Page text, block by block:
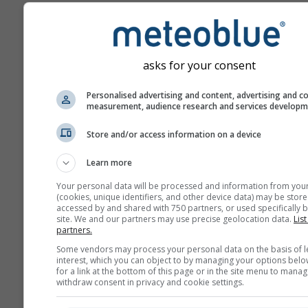
asks for your consent
Personalised advertising and content, advertising and
measurement, audience research and services
Store and/or access information on a device
Learn more
Your personal data will be processed and information from
(cookies, unique identifiers, and other device data) may be
accessed by and shared with 750 partners, or used specifically
site. We and our partners may use precise geolocation data.
partners.
Some vendors may process your personal data on the basis of
interest, which you can object to by managing your options
for a link at the bottom of this page or in the site menu to
withdraw consent in privacy and cookie settings.